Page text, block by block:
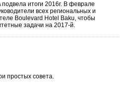
подвела итоги 2016г. В феврале
всех региональных и
Boulevard Hotel Baku, чтобы
задачи на 2017-й.
простых совета.